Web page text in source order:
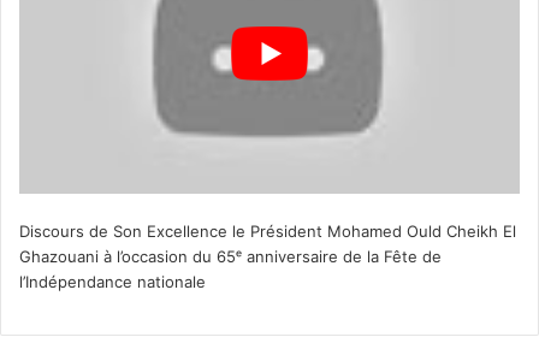
Discours de Son Excellence le Président Mohamed Ould Cheikh El
Ghazouani à l’occasion du 65ᵉ anniversaire de la Fête de
l’Indépendance nationale